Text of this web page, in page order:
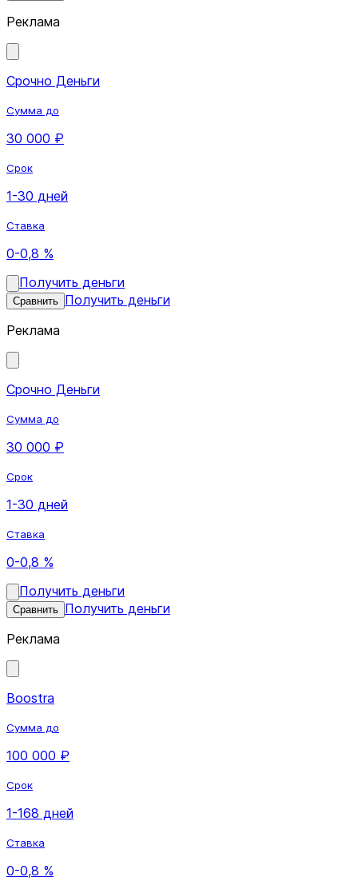
Реклама
Срочно Деньги
Сумма до
30 000 ₽
Срок
1-30 дней
Ставка
0-0,8 %
Получить деньги
Сравнить Получить деньги
Реклама
Срочно Деньги
Сумма до
30 000 ₽
Срок
1-30 дней
Ставка
0-0,8 %
Получить деньги
Сравнить Получить деньги
Реклама
Boostra
Сумма до
100 000 ₽
Срок
1-168 дней
Ставка
0-0,8 %